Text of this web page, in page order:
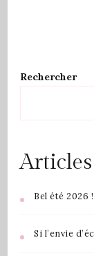
Rechercher
Bel été 2026 !
Si l’envie